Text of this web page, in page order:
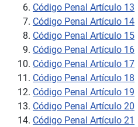
Código Penal Artículo 13
Código Penal Artículo 14
Código Penal Artículo 15
Código Penal Artículo 16
Código Penal Artículo 17
Código Penal Artículo 18
Código Penal Artículo 19
Código Penal Artículo 20
Código Penal Artículo 21